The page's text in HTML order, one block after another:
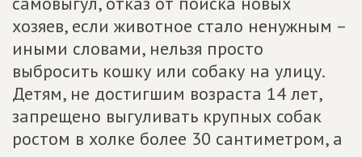
хозяев, если животное стало ненужным –
иными словами, нельзя просто
выбросить кошку или собаку на улицу.
Детям, не достигшим возраста 14 лет,
запрещено выгуливать крупных собак
ростом в холке более 30 сантиметром, а